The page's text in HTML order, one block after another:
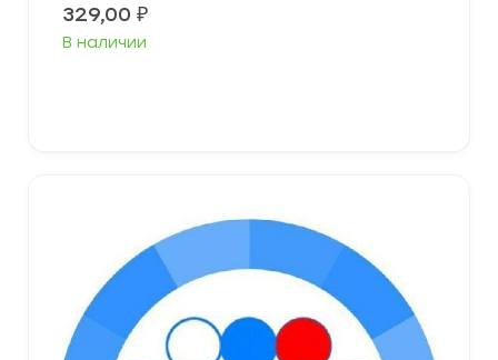
329,00 ₽
В наличии